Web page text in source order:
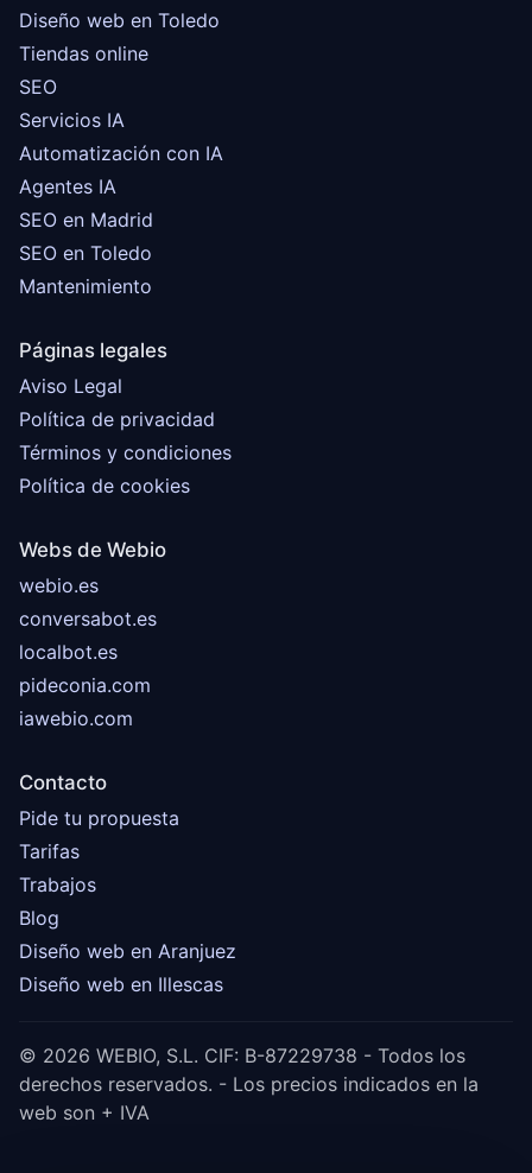
Diseño web en Toledo
Tiendas online
SEO
Servicios IA
Automatización con IA
Agentes IA
SEO en Madrid
SEO en Toledo
Mantenimiento
Páginas legales
Aviso Legal
Política de privacidad
Términos y condiciones
Política de cookies
Webs de Webio
webio.es
conversabot.es
localbot.es
pideconia.com
iawebio.com
Contacto
Pide tu propuesta
Tarifas
Trabajos
Blog
Diseño web en Aranjuez
Diseño web en Illescas
© 2026 WEBIO, S.L. CIF: B-87229738 - Todos los
derechos reservados. - Los precios indicados en la
web son + IVA